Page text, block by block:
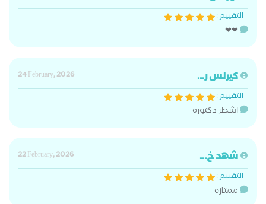
التقييم :
❤❤
كيرلس ر...
24 February, 2026
التقييم :
اشطر دكتوره
شهد خ...
22 February, 2026
التقييم :
ممتازه